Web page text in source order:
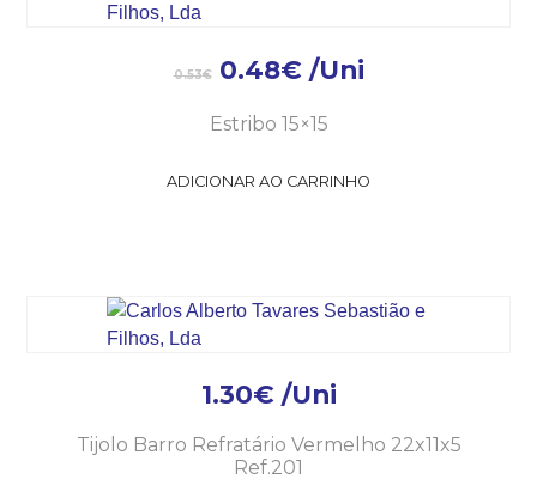
0.53€ 0.48€ /Uni
Estribo 15×15
ADICIONAR AO CARRINHO
1.30€ /Uni
Tijolo Barro Refratário Vermelho 22x11x5
Ref.201